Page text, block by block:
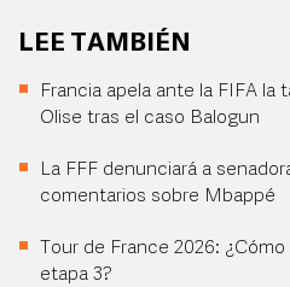
LEE TAMBIÉN
Francia apela ante la FIFA la
Olise tras el caso Balogun
La FFF denunciará a
comentarios sobre Mbappé
Tour de France 2026:
etapa 3?